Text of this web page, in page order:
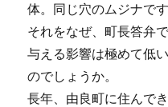
体。同じ穴のムジナです
それをなぜ、町長答弁
与える影響は極めて低
のでしょうか。
長年、由良町に住んで